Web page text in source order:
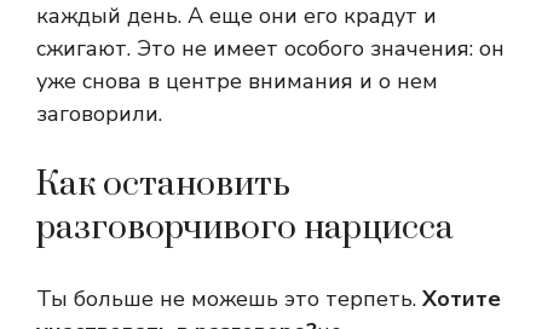
каждый день. А еще они его крадут и
сжигают. Это не имеет особого значения: он
уже снова в центре внимания и о нем
заговорили.
Как остановить
разговорчивого нарцисса
Ты больше не можешь это терпеть. Хотите